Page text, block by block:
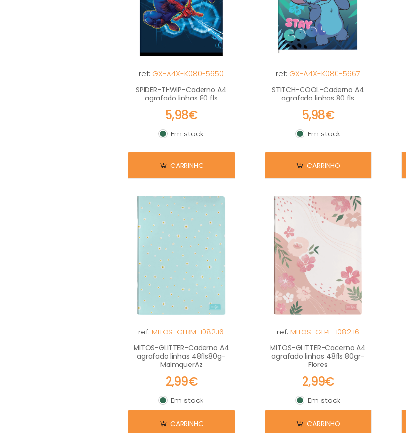
ref: GX-A4X-K080-5650
SPIDER-THWIP-Caderno A4
agrafado linhas 80 fls
5,98€
Em stock
Em stock
CARRINHO
ref: GX-A4X-K080-5667
STITCH-COOL-Caderno A4
agrafado linhas 80 fls
5,98€
Em stock
Em stock
CARRINHO
ref:MITOS-GLBM-1082.16
MITOS-GLITTER-Caderno A4
agrafado linhas 48fls80g-
MalmquerAz
2,99€
Em stock
Em stock
CARRINHO
ref: MITOS-GLPF-1082.16
MITOS-GLITTER-Caderno A4
agrafado linhas 48fls 80gr-
Flores
2,99€
Em stock
Em stock
CARRINHO